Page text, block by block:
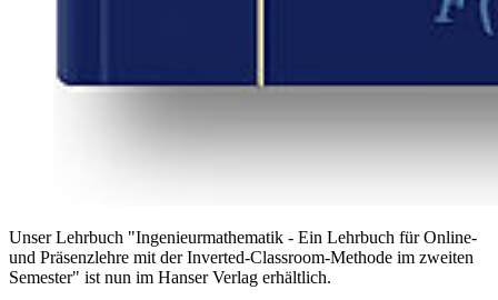
Unser Lehrbuch "Ingenieurmathematik - Ein Lehrbuch für Online-
und Präsenzlehre mit der Inverted-Classroom-Methode im zweiten
Semester" ist nun im Hanser Verlag erhältlich.